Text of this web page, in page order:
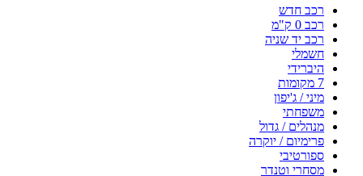
רכב חדש
רכב 0 ק"מ
רכב יד שניה
חשמלי
היברידי
7 מקומות
מיני / ג'יפון
משפחתי
מנהלים / גדול
פרימיום / יוקרה
ספורטיבי
מסחרי וטנדר